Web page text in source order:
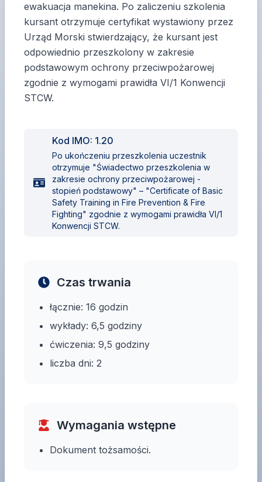
ewakuacja manekina. Po zaliczeniu szkolenia
kursant otrzymuje certyfikat wystawiony przez
Urząd Morski stwierdzający, że kursant jest
odpowiednio przeszkolony w zakresie
podstawowym ochrony przeciwpożarowej
zgodnie z wymogami prawidła VI/1 Konwencji
STCW.
Kod IMO: 1.20
Po ukończeniu przeszkolenia uczestnik
otrzymuje "Świadectwo przeszkolenia w
zakresie ochrony przeciwpożarowej -
stopień podstawowy" – "Certificate of Basic
Safety Training in Fire Prevention & Fire
Fighting" zgodnie z wymogami prawidła VI/1
Konwencji STCW.
Czas trwania
łącznie: 16 godzin
wykłady: 6,5 godziny
ćwiczenia: 9,5 godziny
liczba dni: 2
Wymagania wstępne
Dokument tożsamości.